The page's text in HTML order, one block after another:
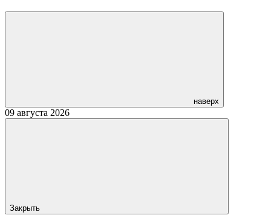
наверх
09 августа 2026
Закрыть